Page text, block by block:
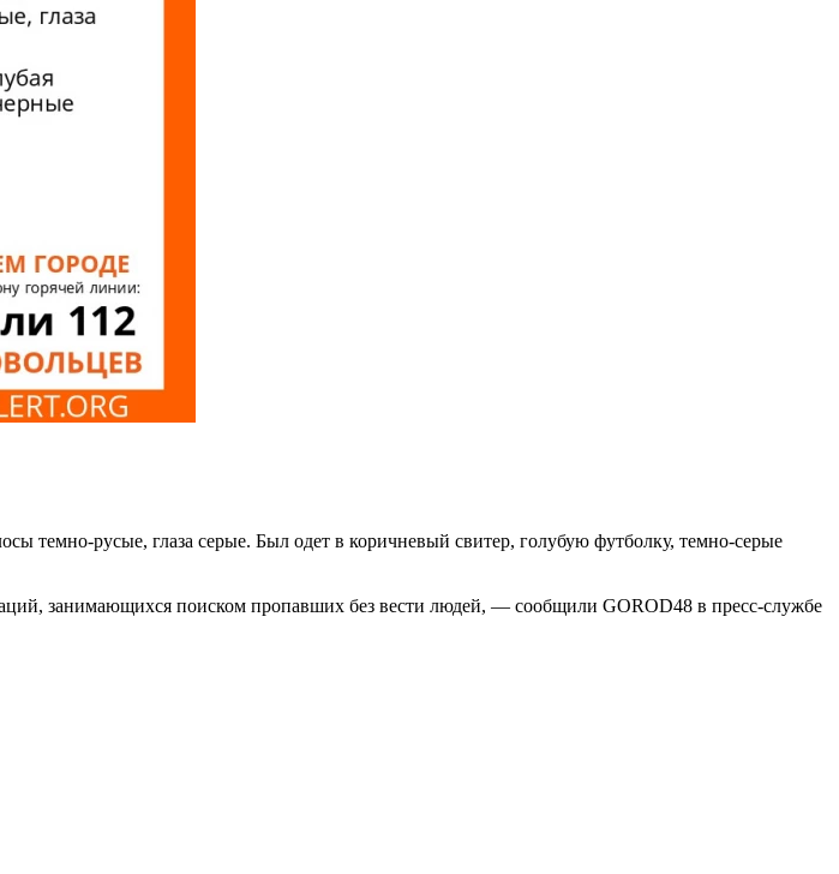
темно-русые, глаза серые. Был одет в коричневый свитер, голубую футболку, темно-серые
занимающихся поиском пропавших без вести людей, — сообщили GOROD48 в пресс-службе